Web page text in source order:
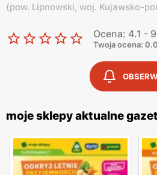
(pow. Lipnowski, woj. Kujawsko-
Ocena: 4.1 -
Twoja ocena: 0.0
moje sklepy aktualne